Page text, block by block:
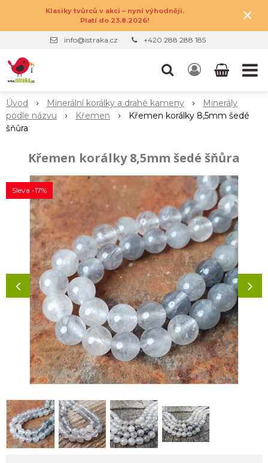
Klasiky tvůrců v akci – nyní výhodněji.
Platí do 23.8.2026!
×
info@istraka.cz +420 288 288 185
Úvod Minerální korálky a drahé kameny
Minerály
podle názvu
Křemen
Křemen korálky 8,5mm šedé
šňůra
Křemen korálky 8,5mm šedé šňůra
Sleva -17%